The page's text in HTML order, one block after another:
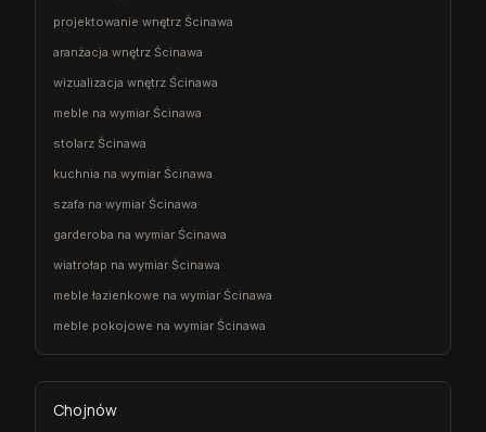
projektowanie wnętrz Ścinawa
aranżacja wnętrz Ścinawa
wizualizacja wnętrz Ścinawa
meble na wymiar Ścinawa
stolarz Ścinawa
kuchnia na wymiar Ścinawa
szafa na wymiar Ścinawa
garderoba na wymiar Ścinawa
wiatrołap na wymiar Ścinawa
meble łazienkowe na wymiar Ścinawa
meble pokojowe na wymiar Ścinawa
Chojnów